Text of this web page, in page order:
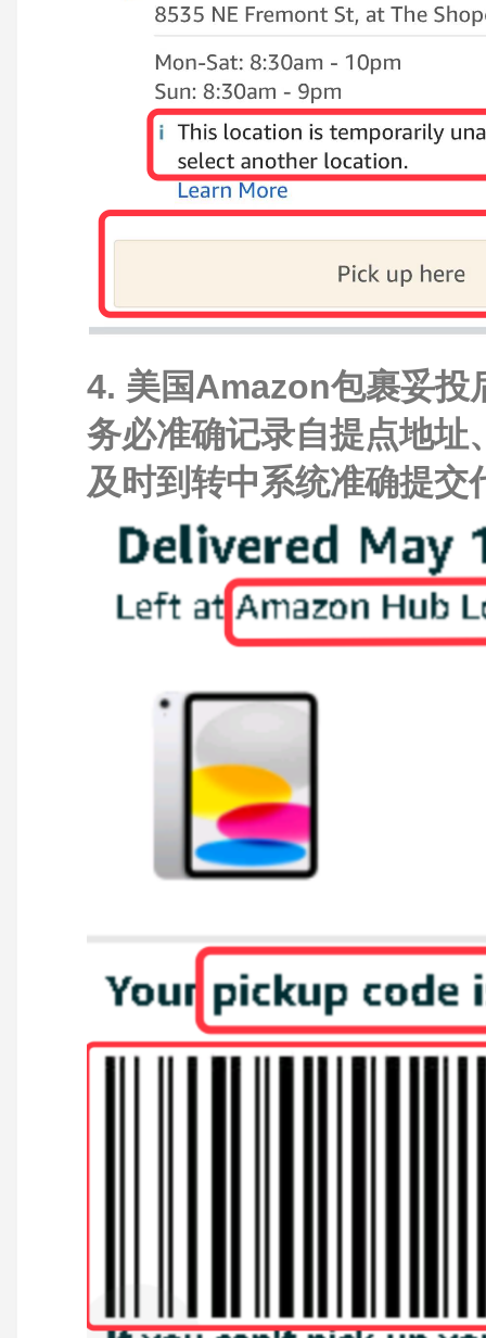
4. 美国Amazon包裹妥
务必准确记录自提点地址
及时到转中系统准确提交